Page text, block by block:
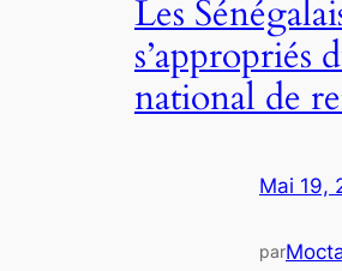
Les
s’appropriés
national de
Mai 19,
par